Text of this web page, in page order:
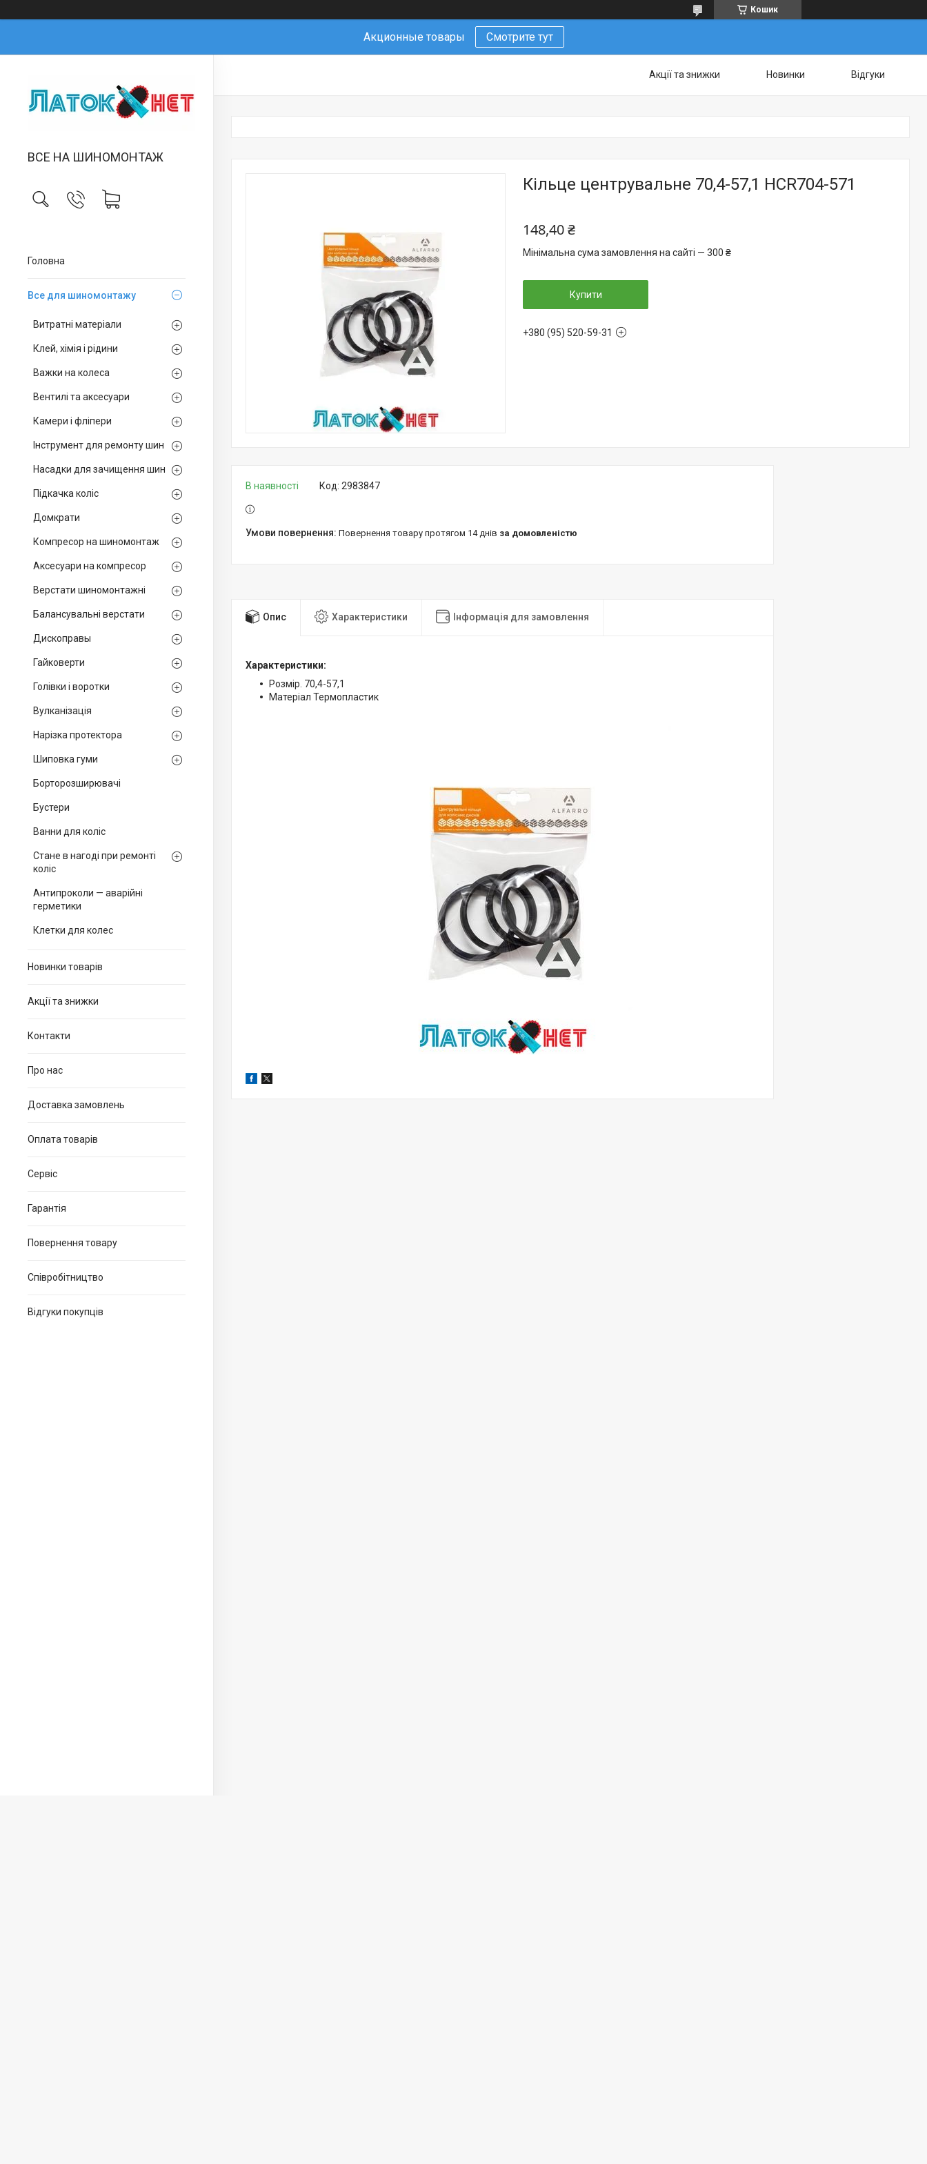
Кошик
Акционные товары Смотрите тут
ВСЕ НА ШИНОМОНТАЖ
Головна
Все для шиномонтажу
Витратні матеріали
Клей, хімія і рідини
Важки на колеса
Вентилі та аксесуари
Камери і фліпери
Інструмент для ремонту шин
Насадки для зачищення шин
Підкачка коліс
Домкрати
Компресор на шиномонтаж
Аксесуари на компресор
Верстати шиномонтажні
Балансувальні верстати
Дископравы
Гайковерти
Голівки і воротки
Вулканізація
Нарізка протектора
Шиповка гуми
Борторозширювачі
Бустери
Ванни для коліс
Стане в нагоді при ремонті
коліс
Антипроколи — аварійні
герметики
Клетки для колес
Новинки товарів
Акції та знижки
Контакти
Про нас
Доставка замовлень
Оплата товарів
Сервіс
Гарантія
Повернення товару
Співробітництво
Відгуки покупців
Акції та знижки Новинки Відгуки
Кільце центрувальне 70,4-57,1 HCR704-571
148,40 ₴
Мінімальна сума замовлення на сайті — 300 ₴
Купити
+380 (95) 520-59-31
В наявності Код: 2983847
повернення товару протягом 14 днів за домовленістю
Опис Характеристики Інформація для замовлення
Характеристики:
Розмір. 70,4-57,1
Матеріал Термопластик